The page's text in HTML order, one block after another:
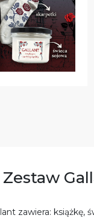
zawiera: książkę,